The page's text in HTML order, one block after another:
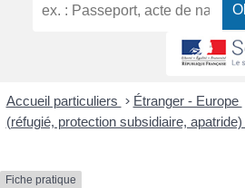
Accueil particuliers > Étranger - Europe
(réfugié, protection subsidiaire, apatride)
Fiche pratique